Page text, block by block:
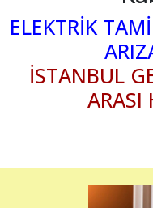
ELEKTRİK
İSTANBUL
ARASI